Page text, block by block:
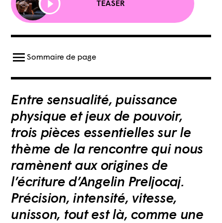
TEASER
Ouvrir le menu
Sommaire de page
Entre sensualité, puissance
physique et jeux de pouvoir,
trois pièces essentielles sur le
thème de la rencontre qui nous
ramènent aux origines de
l’écriture d’Angelin Preljocaj.
Précision, intensité, vitesse,
unisson, tout est là, comme une